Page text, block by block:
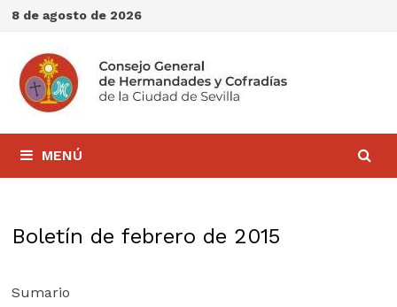
Saltar
contenido
8 de agosto de 2026
MENÚ
Boletín de febrero de 2015
Sumario